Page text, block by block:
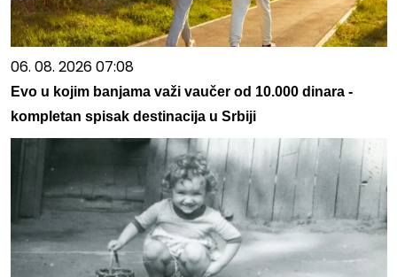
06. 08. 2026 07:08
Evo u kojim banjama važi vaučer od 10.000 dinara -
kompletan spisak destinacija u Srbiji